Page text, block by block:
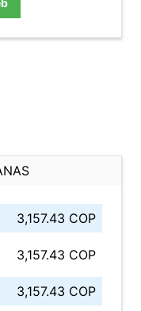
3,157.43 COP
3,157.43 COP
3,157.43 COP